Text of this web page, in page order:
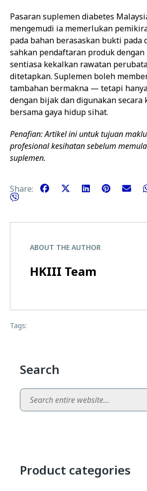
Pasaran suplemen diabetes
mengemudi ia memerlukan
pada bahan berasaskan bukti pada
sahkan pendaftaran produk dengan
sentiasa kekalkan rawatan
ditetapkan. Suplemen boleh
tambahan bermakna — tetapi
dengan bijak dan digunakan secara
bersama gaya hidup sihat.
Penafian: Artikel ini untuk tujuan
profesional kesihatan sebelum
suplemen.
Share:
ABOUT THE AUTHOR
HKIII Team
Tags:
Search
Search
Product categories